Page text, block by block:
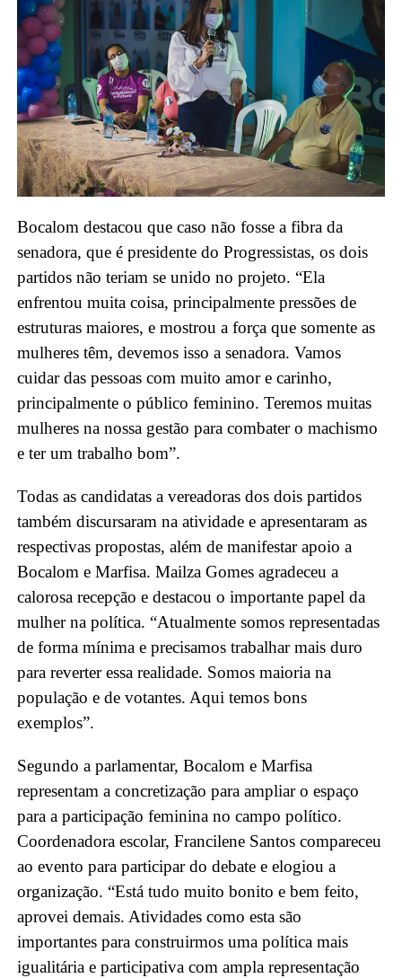
Bocalom destacou que caso não fosse a fibra da
senadora, que é presidente do Progressistas, os dois
partidos não teriam se unido no projeto. “Ela
enfrentou muita coisa, principalmente pressões de
estruturas maiores, e mostrou a força que somente as
mulheres têm, devemos isso a senadora. Vamos
cuidar das pessoas com muito amor e carinho,
principalmente o público feminino. Teremos muitas
mulheres na nossa gestão para combater o machismo
e ter um trabalho bom”.
Todas as candidatas a vereadoras dos dois partidos
também discursaram na atividade e apresentaram as
respectivas propostas, além de manifestar apoio a
Bocalom e Marfisa. Mailza Gomes agradeceu a
calorosa recepção e destacou o importante papel da
mulher na política. “Atualmente somos representadas
de forma mínima e precisamos trabalhar mais duro
para reverter essa realidade. Somos maioria na
população e de votantes. Aqui temos bons
exemplos”.
Segundo a parlamentar, Bocalom e Marfisa
representam a concretização para ampliar o espaço
para a participação feminina no campo político.
Coordenadora escolar, Francilene Santos compareceu
ao evento para participar do debate e elogiou a
organização. “Está tudo muito bonito e bem feito,
aprovei demais. Atividades como esta são
importantes para construirmos uma política mais
igualitária e participativa com ampla representação